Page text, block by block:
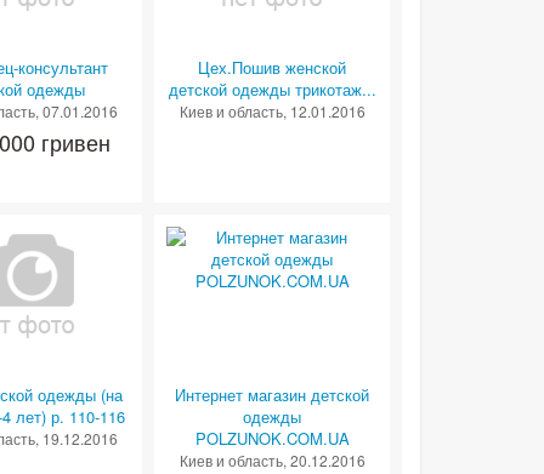
консультант
одежды
, 07.01.2016
гривен
Цех.Пошив женской
детской одежды трикотаж...
Киев и область, 12.01.2016
одежды (на
лет) р. 110-116
, 19.12.2016
Интернет магазин детской
одежды
POLZUNOK.COM.UA
Киев и область, 20.12.2016